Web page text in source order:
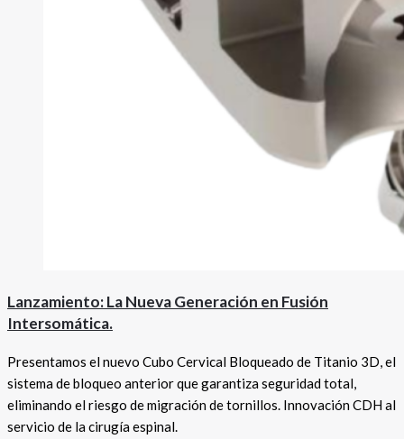
Lanzamiento: La Nueva Generación en Fusión
Intersomática.
Presentamos el nuevo Cubo Cervical Bloqueado de Titanio 3D, el
sistema de bloqueo anterior que garantiza seguridad total,
eliminando el riesgo de migración de tornillos. Innovación CDH al
servicio de la cirugía espinal.